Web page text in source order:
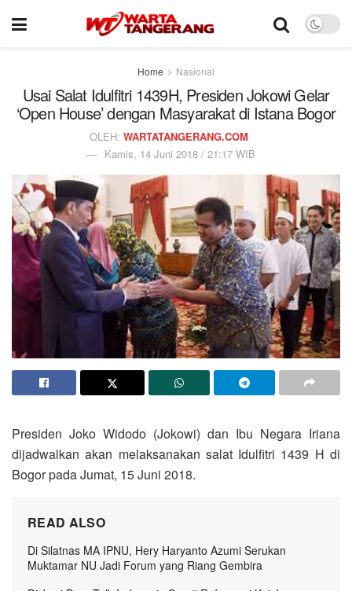
Home Nasional
Usai Salat Idulfitri 1439H, Presiden Jokowi Gelar
‘Open House’ dengan Masyarakat di Istana Bogor
OLEH: WARTATANGERANG.COM
Kamis, 14 Juni 2018 / 21:17 WIB
Presiden Joko Widodo (Jokowi) dan Ibu Negara Iriana
dijadwalkan akan melaksanakan salat Idulfitri 1439 H di
Bogor pada Jumat, 15 Juni 2018.
READ ALSO
Di Silatnas MA IPNU, Hery Haryanto Azumi Serukan
Muktamar NU Jadi Forum yang Riang Gembira